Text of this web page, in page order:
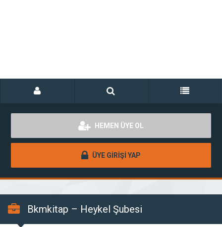
HEMEN ÜYE OL
ÜYE GİRİŞİ YAP
Bkmkitap – Heykel Şubesi